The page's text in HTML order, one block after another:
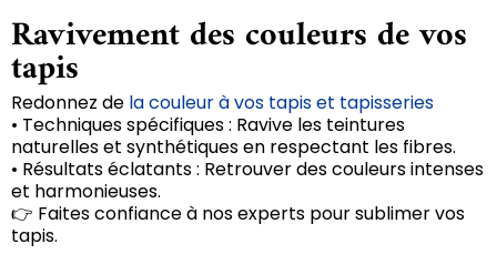
Ravivement des couleurs de vos
tapis
Redonnez de la couleur à vos tapis et tapisseries
• Techniques spécifiques : Ravive les teintures
naturelles et synthétiques en respectant les fibres.
• Résultats éclatants : Retrouver des couleurs intenses
et harmonieuses.
👉 Faites confiance à nos experts pour sublimer vos
tapis.